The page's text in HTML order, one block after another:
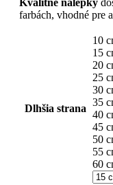
farbách, vhodné pre
Dlhšia strana
10
15
20
25
30
35
40
45
50
55
60